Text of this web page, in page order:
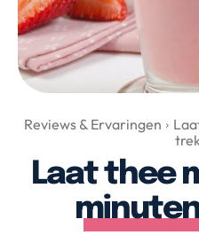
Over Valerie
Over
De
Reviews & Ervaringen
Laat thee